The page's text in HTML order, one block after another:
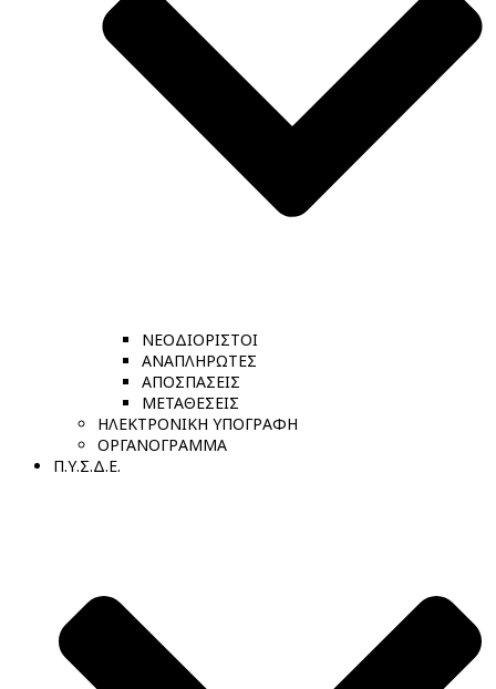
ΝΕΟΔΙΟΡΙΣΤΟΙ
ΑΝΑΠΛΗΡΩΤΕΣ
ΑΠΟΣΠΑΣΕΙΣ
ΜΕΤΑΘΕΣΕΙΣ
ΗΛΕΚΤΡΟΝΙΚΗ ΥΠΟΓΡΑΦΗ
ΟΡΓΑΝΟΓΡΑΜΜΑ
Π.Υ.Σ.Δ.Ε.